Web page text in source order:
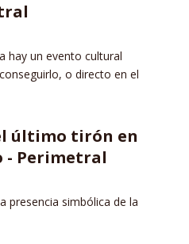
hay un evento cultural
o directo en el
último tirón en
- Perimetral
presencia simbólica de la